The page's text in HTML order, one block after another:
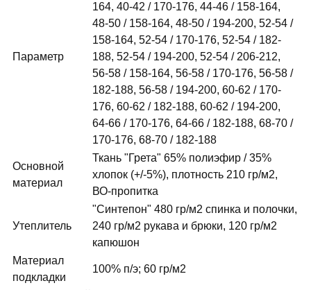
Параметр
164, 40-42 / 170-176, 44-46 / 158-164,
48-50 / 158-164, 48-50 / 194-200, 52-54 /
158-164, 52-54 / 170-176, 52-54 / 182-
188, 52-54 / 194-200, 52-54 / 206-212,
56-58 / 158-164, 56-58 / 170-176, 56-58 /
182-188, 56-58 / 194-200, 60-62 / 170-
176, 60-62 / 182-188, 60-62 / 194-200,
64-66 / 170-176, 64-66 / 182-188, 68-70 /
170-176, 68-70 / 182-188
Основной
материал
Ткань "Грета" 65% полиэфир / 35%
хлопок (+/-5%), плотность 210 гр/м2,
ВО-пропитка
Утеплитель
"Синтепон" 480 гр/м2 спинка и полочки,
240 гр/м2 рукава и брюки, 120 гр/м2
капюшон
Материал
подкладки
100% п/э; 60 гр/м2